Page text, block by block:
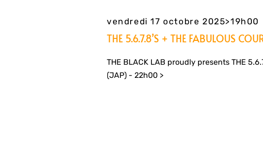
vendredi 17 octobre 2025>19h00
THE 5.6.7.8’S + THE FABULOUS
THE BLACK LAB proudly presents THE
(JAP) - 22h00 >